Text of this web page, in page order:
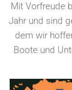
Mit Vorfreude
Jahr und sind
dem wir
Boote und